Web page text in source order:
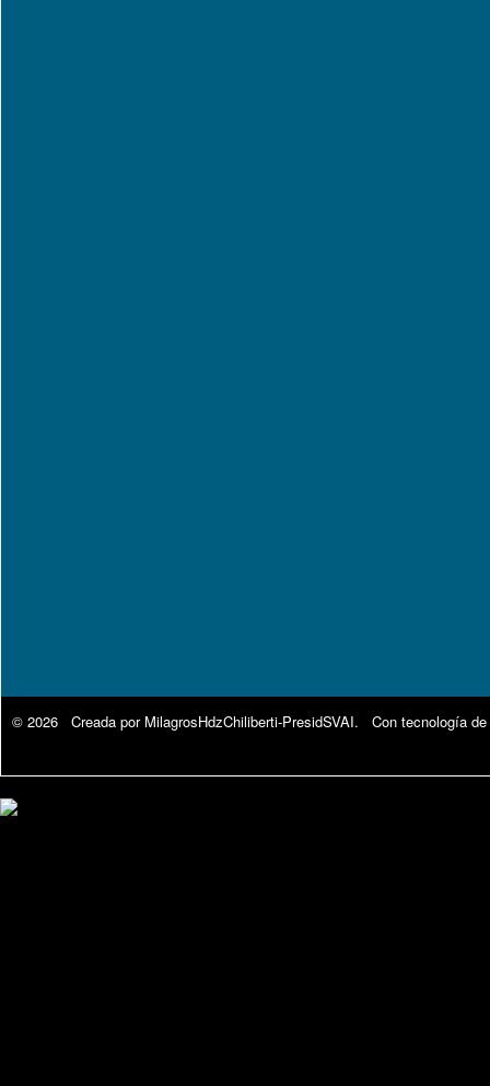
© 2026 Creada por MilagrosHdzChiliberti-PresidSVAI. Con tecnología de